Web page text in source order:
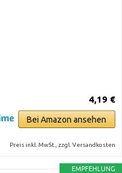
4,19 €
Bei Amazon ansehen
Preis inkl. MwSt., zzgl. Versandkosten
EMPFEHLUNG